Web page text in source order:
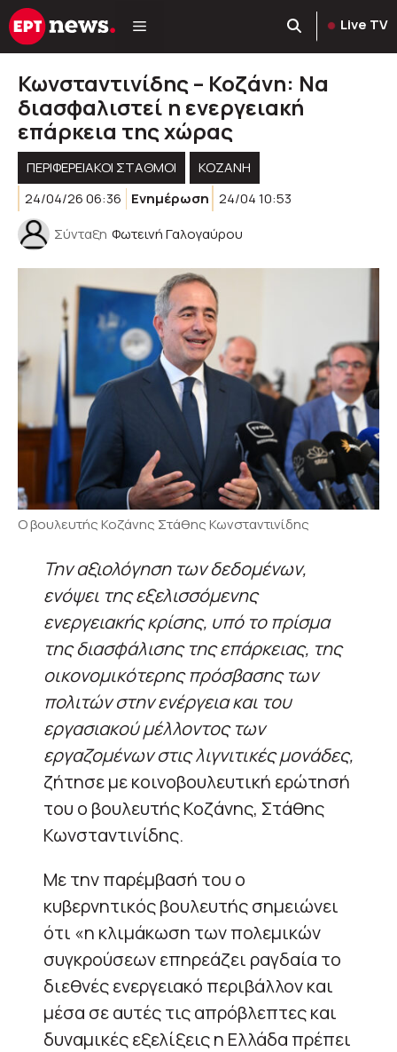
Μετάβαση
σε
Live TV
Κωνσταντινίδης – Κοζάνη: Να
διασφαλιστεί η ενεργειακή
επάρκεια της χώρας
ΠΕΡΙΦΕΡΕΙΑΚΟΊ ΣΤΑΘΜΟΊ
KOZANH
24/04/26 06:36
Ενημέρωση 24/04 10:53
Σύνταξη Φωτεινή Γαλογαύρου
Ο βουλευτής Κοζάνης Στάθης Κωνσταντινίδης
Την αξιολόγηση των δεδομένων,
ενόψει της εξελισσόμενης
ενεργειακής κρίσης, υπό το πρίσμα
της διασφάλισης της επάρκειας, της
οικονομικότερης πρόσβασης των
πολιτών στην ενέργεια και του
εργασιακού μέλλοντος των
εργαζομένων στις λιγνιτικές μονάδες,
ζήτησε με κοινοβουλευτική ερώτησή
του ο βουλευτής Κοζάνης, Στάθης
Κωνσταντινίδης.
Με την παρέμβασή του ο
κυβερνητικός βουλευτής σημειώνει
ότι «η κλιμάκωση των πολεμικών
συγκρούσεων επηρεάζει ραγδαία το
διεθνές ενεργειακό περιβάλλον και
μέσα σε αυτές τις απρόβλεπτες και
δυναμικές εξελίξεις η Ελλάδα πρέπει